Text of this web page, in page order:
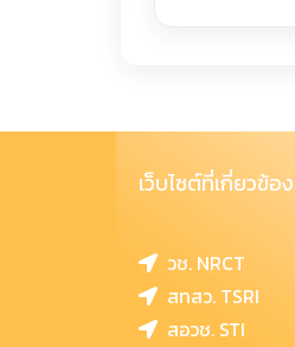
เว็บไซต์ที่เกี่ยวข้อง
วช. NRCT
สทสว. TSRI
สอวช. STI